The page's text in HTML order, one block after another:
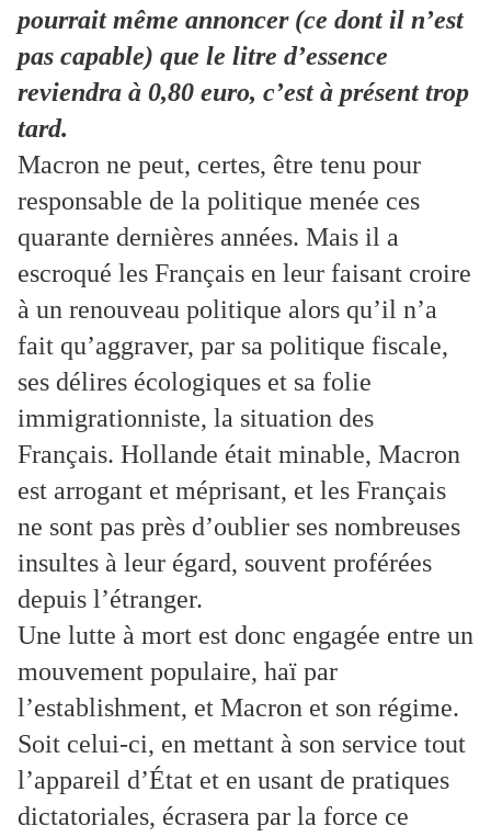
pourrait même annoncer (ce dont il n’est
pas capable) que le litre d’essence
reviendra à 0,80 euro, c’est à présent trop
tard.
Macron ne peut, certes, être tenu pour
responsable de la politique menée ces
quarante dernières années. Mais il a
escroqué les Français en leur faisant croire
à un renouveau politique alors qu’il n’a
fait qu’aggraver, par sa politique fiscale,
ses délires écologiques et sa folie
immigrationniste, la situation des
Français. Hollande était minable, Macron
est arrogant et méprisant, et les Français
ne sont pas près d’oublier ses nombreuses
insultes à leur égard, souvent proférées
depuis l’étranger.
Une lutte à mort est donc engagée entre un
mouvement populaire, haï par
l’establishment, et Macron et son régime.
Soit celui-ci, en mettant à son service tout
l’appareil d’État et en usant de pratiques
dictatoriales, écrasera par la force ce